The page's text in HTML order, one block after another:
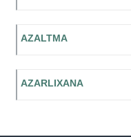
AZALTMA
AZARLIXANA